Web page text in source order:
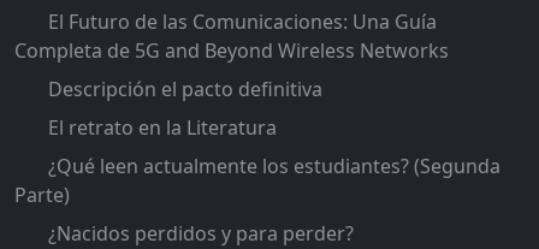
El Futuro de las Comunicaciones: Una Guía
Completa de 5G and Beyond Wireless Networks
Descripción el pacto definitiva
El retrato en la Literatura
¿Qué leen actualmente los estudiantes? (Segunda
Parte)
¿Nacidos perdidos y para perder?